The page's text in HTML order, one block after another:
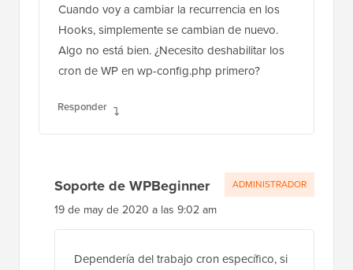
Cuando voy a cambiar la recurrencia en los
Hooks, simplemente se cambian de nuevo.
Algo no está bien. ¿Necesito deshabilitar los
cron de WP en wp-config.php primero?
Responder
Soporte de WPBeginner
19 de may de 2020 a las 9:02 am
Dependería del trabajo cron específico, si
ADMINISTRADOR